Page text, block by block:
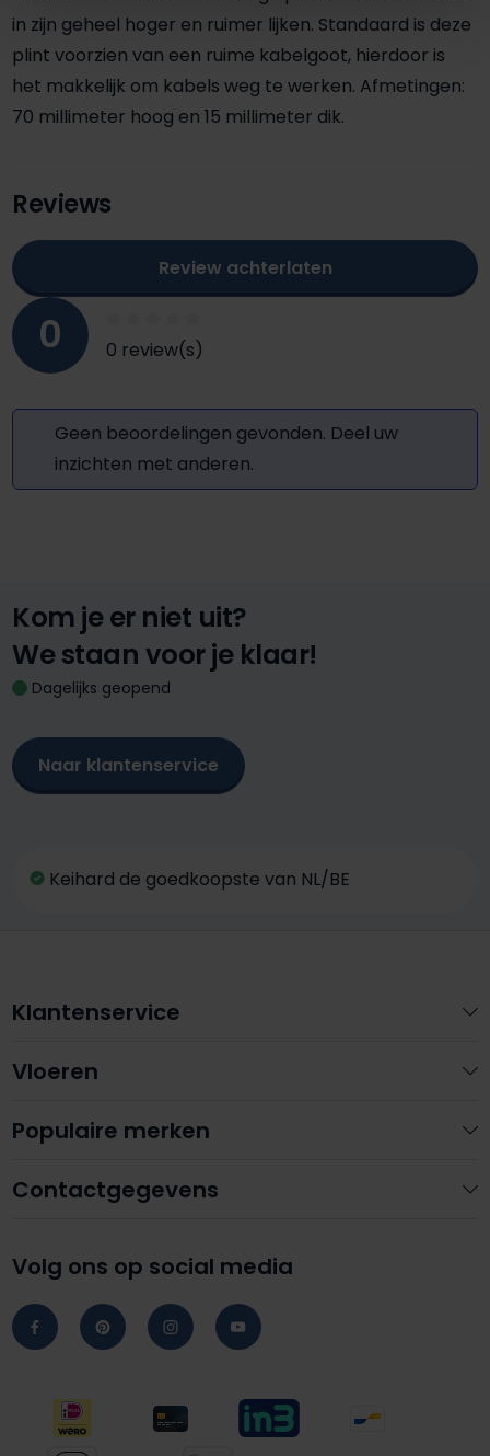
in zijn geheel hoger en ruimer lijken. Standaard is deze
plint voorzien van een ruime kabelgoot, hierdoor is
het makkelijk om kabels weg te werken. Afmetingen:
70 millimeter hoog en 15 millimeter dik.
Reviews
0 0 review(s)
Review achterlaten
Geen beoordelingen gevonden. Deel uw
inzichten met anderen.
Kom je er niet uit?
We staan voor je klaar!
Dagelijks geopend
Naar klantenservice
Keihard de goedkoopste van NL/BE
Contactgegevens
Volg ons op social media
Klantenservice
Vloeren
Populaire merken